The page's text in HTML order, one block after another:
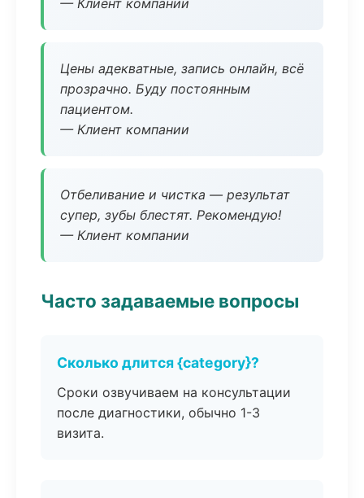
— Клиент компании
Цены адекватные, запись онлайн, всё
прозрачно. Буду постоянным
пациентом.
— Клиент компании
Отбеливание и чистка — результат
супер, зубы блестят. Рекомендую!
— Клиент компании
Часто задаваемые вопросы
Сколько длится {category}?
Сроки озвучиваем на консультации
после диагностики, обычно 1-3
визита.